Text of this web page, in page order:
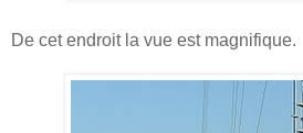
De cet endroit la vue est magnifique.